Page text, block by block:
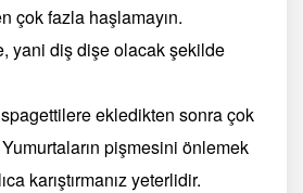
çok fazla haşlamayın.
yani diş dişe olacak şekilde
ekledikten sonra çok
Yumurtaların pişmesini önlemek
karıştırmanız yeterlidir.